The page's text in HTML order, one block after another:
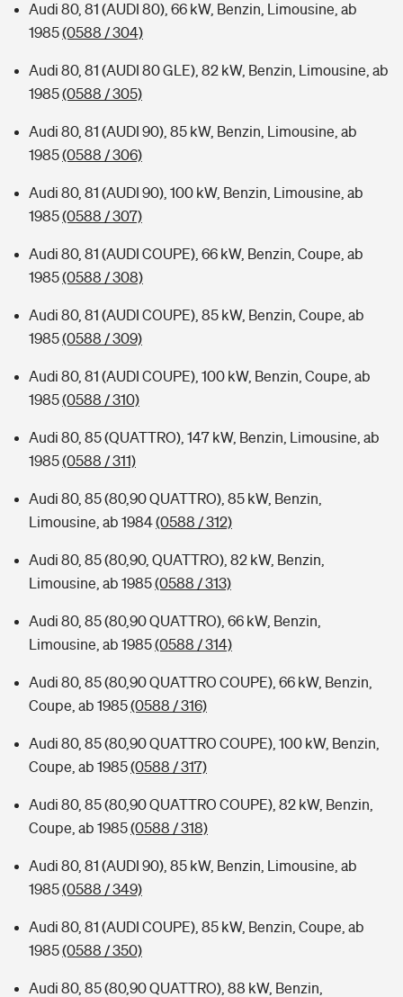
Sie haben Fragen?
Audi 80, 81 (AUDI 80), 66 kW, Benzin, Limousine, ab
1985(0588 / 304)
Audi 80, 81 (AUDI 80 GLE), 82 kW, Benzin, Limousine, ab
1985(0588 / 305)
Audi 80, 81 (AUDI 90), 85 kW, Benzin, Limousine, ab
1985(0588 / 306)
Audi 80, 81 (AUDI 90), 100 kW, Benzin, Limousine, ab
1985(0588 / 307)
Audi 80, 81 (AUDI COUPE), 66 kW, Benzin, Coupe, ab
1985(0588 / 308)
Audi 80, 81 (AUDI COUPE), 85 kW, Benzin, Coupe, ab
1985(0588 / 309)
Audi 80, 81 (AUDI COUPE), 100 kW, Benzin, Coupe, ab
1985(0588 / 310)
Audi 80, 85 (QUATTRO), 147 kW, Benzin, Limousine, ab
1985(0588 / 311)
Audi 80, 85 (80,90 QUATTRO), 85 kW, Benzin,
Limousine, ab 1984(0588 / 312)
Audi 80, 85 (80,90, QUATTRO), 82 kW, Benzin,
Limousine, ab 1985(0588 / 313)
Audi 80, 85 (80,90 QUATTRO), 66 kW, Benzin,
Limousine, ab 1985(0588 / 314)
Audi 80, 85 (80,90 QUATTRO COUPE), 66 kW, Benzin,
Coupe, ab 1985(0588 / 316)
Audi 80, 85 (80,90 QUATTRO COUPE), 100 kW, Benzin,
Coupe, ab 1985(0588 / 317)
Audi 80, 85 (80,90 QUATTRO COUPE), 82 kW, Benzin,
Coupe, ab 1985(0588 / 318)
Audi 80, 81 (AUDI 90), 85 kW, Benzin, Limousine, ab
1985(0588 / 349)
Audi 80, 81 (AUDI COUPE), 85 kW, Benzin, Coupe, ab
1985(0588 / 350)
Audi 80, 85 (80,90 QUATTRO), 88 kW, Benzin,